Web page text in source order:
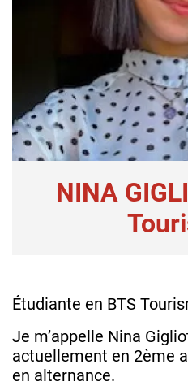
NINA
Étudiante en BTS
Je m’appelle Nina
actuellement en 2ème
en alternance.